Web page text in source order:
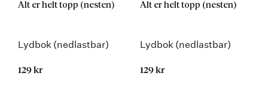
Alt er helt topp (nesten)
Lydbok (nedlastbar)
129 kr
Alt er helt topp (nesten)
Lydbok (nedlastbar)
129 kr